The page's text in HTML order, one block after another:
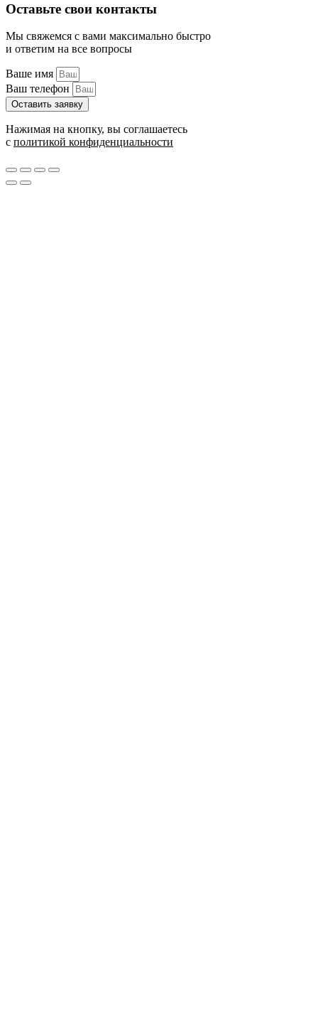
Оставьте свои контакты
Мы свяжемся с вами максимально быстро
и ответим на все вопросы
Ваше имя
Ваш телефон
Оставить заявку
Нажимая на кнопку, вы соглашаетесь
с политикой конфиденциальности